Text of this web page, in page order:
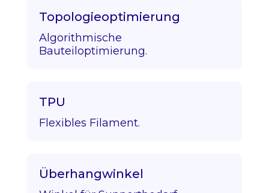
Topologieoptimierung
Algorithmische
Bauteiloptimierung.
TPU
Flexibles Filament.
Überhangwinkel